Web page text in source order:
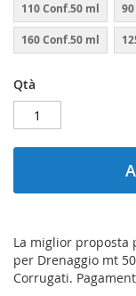
110 Conf.50 ml
160 Conf.50 ml
Qtà
La miglior proposta
per Drenaggio mt
Corrugati.